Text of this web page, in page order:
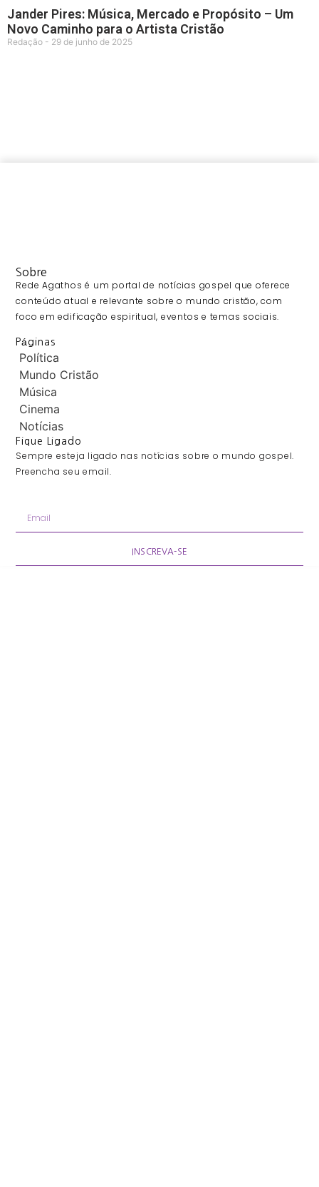
Jander Pires: Música, Mercado e Propósito – Um
Novo Caminho para o Artista Cristão
Redação 29 de junho de 2025
Sobre
Rede Agathos é um portal de notícias gospel que oferece
conteúdo atual e relevante sobre o mundo cristão, com
foco em edificação espiritual, eventos e temas sociais.
Páginas
Política
Mundo Cristão
Música
Cinema
Notícias
Fique Ligado
Sempre esteja ligado nas notícias sobre o mundo gospel.
Preencha seu email.
INSCREVA-SE